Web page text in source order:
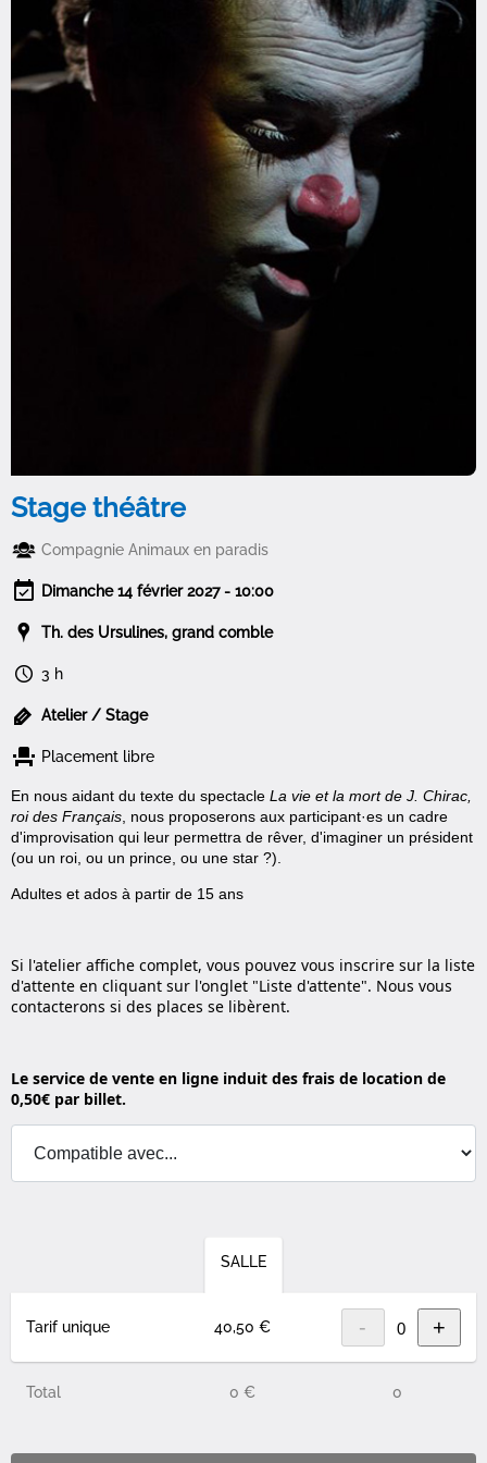
Stage théâtre
Compagnie Animaux en paradis
Dimanche 14 février 2027 - 10:00
Th. des Ursulines, grand comble
3 h
Atelier / Stage
Placement libre
En nous aidant du texte du spectacle La vie et la mort de J. Chirac,
roi des Français, nous proposerons aux participant·es un cadre
d'improvisation qui leur permettra de rêver, d'imaginer un président
(ou un roi, ou un prince, ou une star ?).
Adultes et ados à partir de 15 ans
Si l'atelier affiche complet, vous pouvez vous inscrire sur la liste
d'attente en cliquant sur l'onglet "Liste d'attente". Nous vous
contacterons si des places se libèrent.
Le service de vente en ligne induit des frais de location de
0,50€ par billet.
SALLE
Tarif unique 40,50 € - +
Total 0 € 0